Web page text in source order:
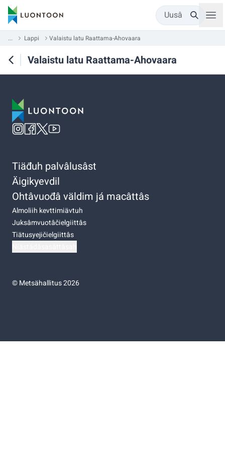
Uusâ
... Lappi Valaistu latu Raattama-Ahovaara
Valaistu latu Raattama-Ahovaara
Tiäđuh palvâlusâst
Äigikyevdil
Ohtâvuođâ väldim já macâttâs
Almoliih kevttimiävtuh
Juksâmvuotâčielgiittâs
Tiätusyejičielgiittâs
©Metsähallitus 2026